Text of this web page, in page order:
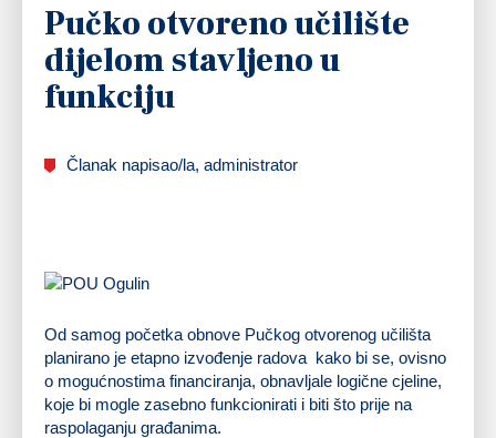
Pučko otvoreno učilište
dijelom stavljeno u
funkciju
Članak napisao/la, administrator
Od samog početka obnove Pučkog otvorenog učilišta
planirano je etapno izvođenje radova kako bi se, ovisno
o mogućnostima financiranja, obnavljale logične cjeline,
koje bi mogle zasebno funkcionirati i biti što prije na
raspolaganju građanima.